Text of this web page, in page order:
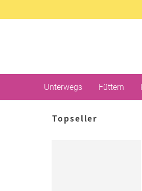
Unterwegs Füttern
Topseller